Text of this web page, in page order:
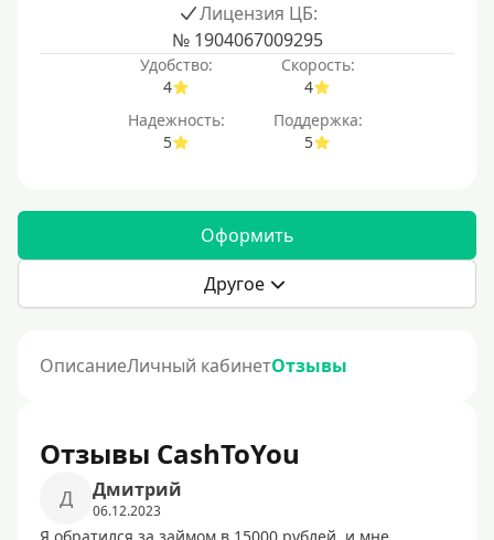
Лицензия ЦБ:
№ 1904067009295
Удобство:
4
Скорость:
4
Надежность:
5
Поддержка:
5
Оформить
Другое
ОписаниеЛичный кабинетОтзывы
Отзывы CashToYou
Д Дмитрий
06.12.2023